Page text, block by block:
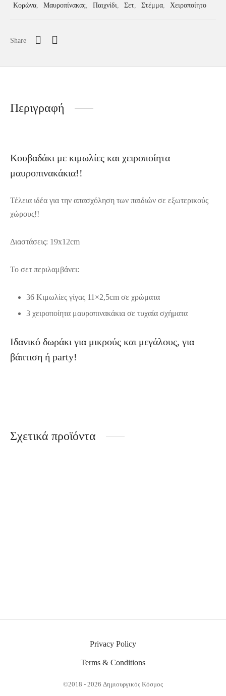
Κορώνα
Μαυροπίνακας Παιχνίδι Σετ Στέμμα Χειροποίητο
Share
Περιγραφή
Κουβαδάκι με κιμωλίες και χειροποίητα
μαυροπινακάκια!!
Τέλεια ιδέα για την απασχόληση των παιδιών σε εξωτερικούς
χώρους!!
Διαστάσεις: 19x12cm
Το σετ περιλαμβάνει:
36 Κιμωλίες γίγας 11×2,5cm σε χρώματα
3 χειροποίητα μαυροπινακάκια σε τυχαία σχήματα
Ιδανικό δωράκι για μικρούς και μεγάλους, για
βάπτιση ή party!
Σχετικά προϊόντα
Privacy Policy
Terms & Conditions
©2018 - 2026 Δημιουργικός Κόσμος